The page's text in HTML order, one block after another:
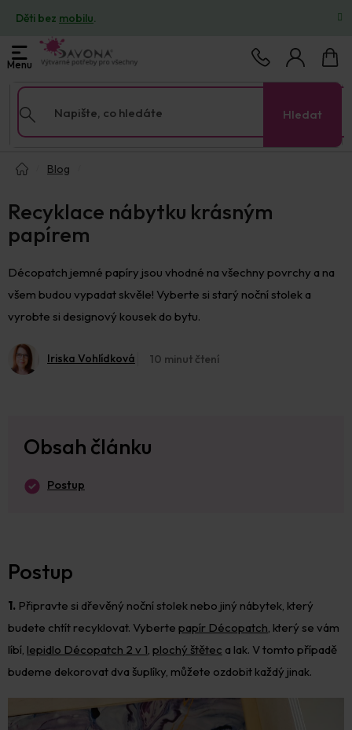
obsah
Děti bez mobilu.
Hledat
košík
Blog
Recyklace nábytku krásným
papírem
Décopatch jemné papíry jsou vhodné na všechny povrchy a na
všem budou vypadat skvěle! Vyberte si starý noční stolek a
vyrobte si designový kousek do bytu.
Iriska Vohlídková 10 minut čtení
Obsah článku
Postup
Postup
1. Připravte si dřevěný noční stolek nebo jiný nábytek, který
budete chtít recyklovat. Vyberte papír Décopatch , který se vám
líbí, lepidlo Décopatch 2 v 1 plochý štětec a lak. V tomto případě
budeme dekorovat dva šuplíky, můžete ozdobit každý jinak.